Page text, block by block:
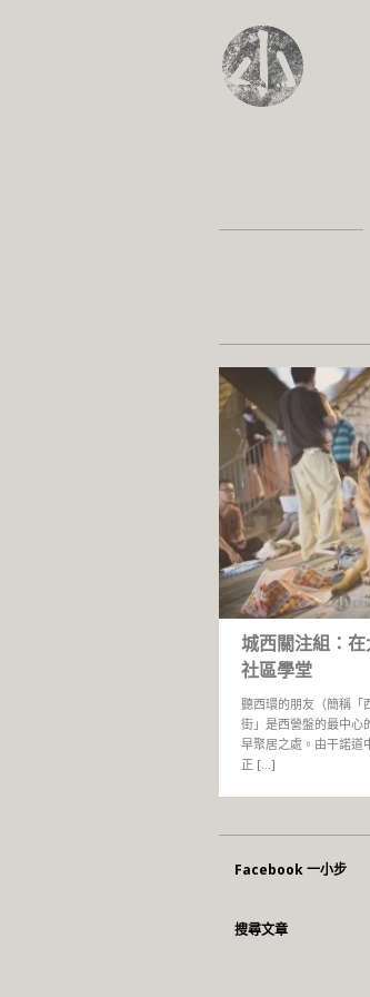
城西關注組：
社區學堂
聽西環的朋友（簡稱「
街」是西營盤的最中心
早聚居之處。由干諾道
正 […]
Facebook 一小步
搜尋文章